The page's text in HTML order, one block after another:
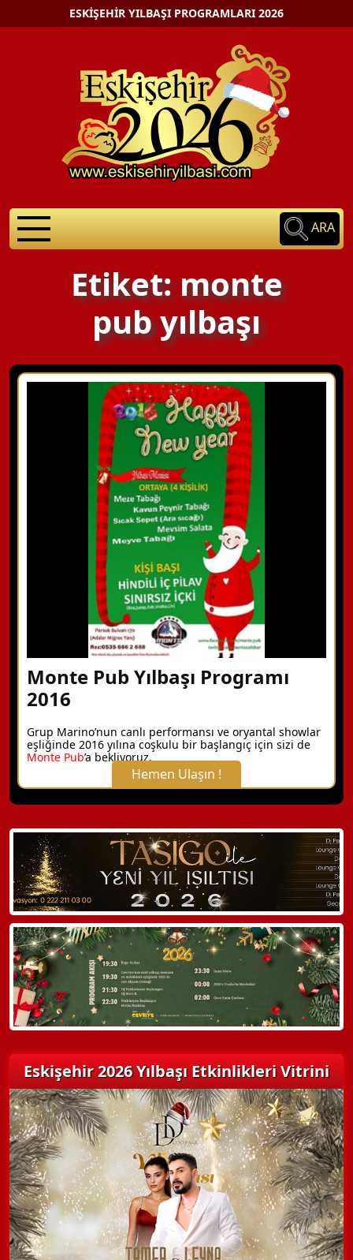
ESKIŞEHIR YILBAŞI PROGRAMLARI 2026
ARA
Etiket: monte
pub yılbaşı
Monte Pub Yılbaşı Programı
2016
Grup Marino’nun canlı performansı ve oryantal showlar
eşliğinde 2016 yılına coşkulu bir başlangıç için sizi de
Monte Pub’a bekliyoruz.
Hemen Ulaşın !
X Kapat
WhatsApp ile Bilgi Alın
Hemen Arayın
Detaylı Bilgi Alın
Eskişehir 2026 Yılbaşı Etkinlikleri Vitrini